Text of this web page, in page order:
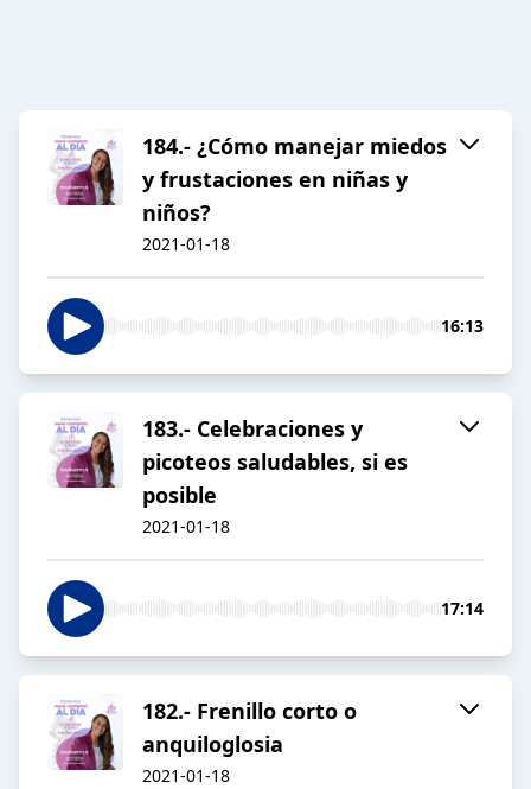
184.- ¿Cómo manejar miedos
y frustaciones en niñas y
niños?
2021-01-18
16:13
183.- Celebraciones y
picoteos saludables, si es
posible
2021-01-18
17:14
182.- Frenillo corto o
anquiloglosia
2021-01-18